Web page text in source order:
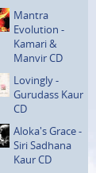
Mantra
Evolution -
Kamari &
Manvir CD
Lovingly -
Gurudass Kaur
CD
Aloka's Grace -
Siri Sadhana
Kaur CD